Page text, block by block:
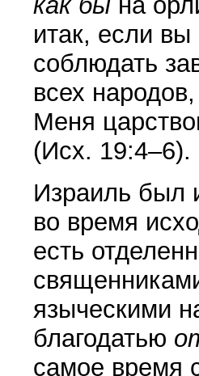
итак, если
соблюдать
всех
Меня
(Исх. 19:4–6).
Израиль был
во время
есть
языческими
благодатью
самое время